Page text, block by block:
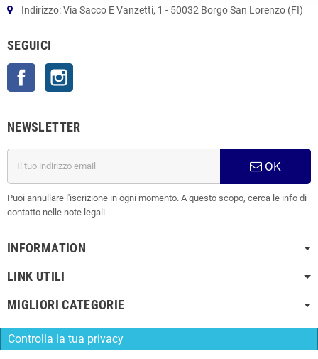
Indirizzo: Via Sacco E Vanzetti, 1 - 50032 Borgo San Lorenzo (FI)
SEGUICI
Facebook
NEWSLETTER
OK
Puoi annullare l'iscrizione in ogni momento. A questo scopo, cerca le info di
contatto nelle note legali.
INFORMATION
LINK UTILI
MIGLIORI CATEGORIE
Controlla la tua privacy